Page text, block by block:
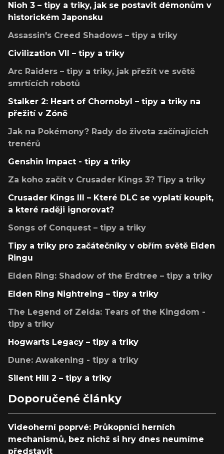
Nioh 3 – tipy a triky, jak se postavit démonům v
historickém Japonsku
Assassin's Creed Shadows – tipy a triky
Civilization VII – tipy a triky
Arc Raiders – tipy a triky, jak přežít ve světě
smrtících robotů
Stalker 2: Heart of Chornobyl – tipy a triky na
přežití v Zóně
Jak na Pokémony? Rady do života začínajících
trenérů
Genshin Impact - tipy a triky
Za koho začít v Crusader Kings 3? Tipy a triky
Crusader Kings III – Které DLC se vyplatí koupit,
a které raději ignorovat?
Songs of Conquest – tipy a triky
Tipy a triky pro začátečníky v obřím světě Elden
Ringu
Elden Ring: Shadow of the Erdtree – tipy a triky
Elden Ring Nightreing – tipy a triky
The Legend of Zelda: Tears of the Kingdom -
tipy a triky
Hogwarts Legacy – tipy a triky
Dune: Awakening - tipy a triky
Silent Hill 2 – tipy a triky
Doporučené články
Videoherní poprvé: Průkopníci herních
mechanismů, bez nichž si hry dnes neumíme
představit